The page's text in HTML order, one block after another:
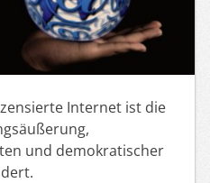
Internet ist die
und demokratischer